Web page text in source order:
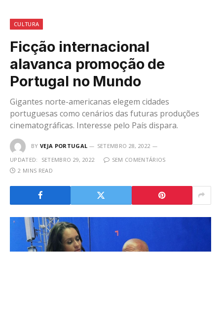
CULTURA
Ficção internacional
alavanca promoção de
Portugal no Mundo
Gigantes norte-americanas elegem cidades
portuguesas como cenários das futuras produções
cinematográficas. Interesse pelo País dispara.
BY VEJA PORTUGAL
SETEMBRO 28, 2022
UPDATED:
SETEMBRO 29, 2022
SEM COMENTÁRIOS
2 MINS READ